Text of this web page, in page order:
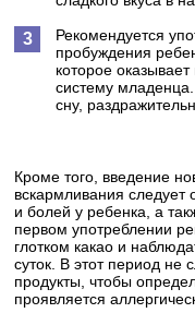
Рекомендуется
пробуждения
которое
систему
сну,
Кроме того, введение
вскармливания следует
и болей у ребенка, а
первом употреблении
глотком какао и
суток. В этот период не
продукты, чтобы
проявляется